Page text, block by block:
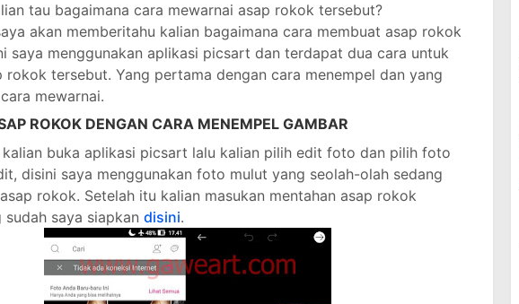
tau bagaimana cara mewarnai asap rokok tersebut?
akan memberitahu kalian bagaimana cara membuat asap rokok
saya menggunakan aplikasi picsart dan terdapat dua cara untuk
rokok tersebut. Yang pertama dengan cara menempel dan yang
mewarnai.
ROKOK DENGAN CARA MENEMPEL GAMBAR
buka aplikasi picsart lalu kalian pilih edit foto dan pilih foto
disini saya menggunakan foto mulut yang seolah-olah sedang
rokok. Setelah itu kalian masukan mentahan asap rokok
saya siapkan disini.